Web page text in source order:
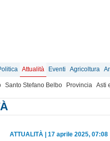
Attualità Eventi Agricoltura
Santo Stefano Belbo Provincia Asti
ATTUALITÀ 17 aprile 2025, 07:08